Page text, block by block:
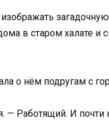
в старом халате и
о нём подругам с
Работящий. И почти